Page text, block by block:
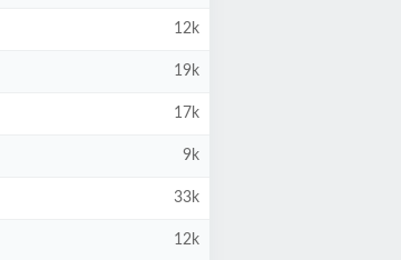
12k
19k
17k
9k
33k
12k